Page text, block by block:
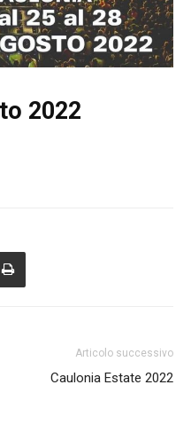
2022
Articolo successivo
Caulonia Estate 2022